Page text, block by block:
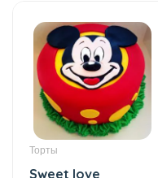
Торты
Sweet love
177 AZN